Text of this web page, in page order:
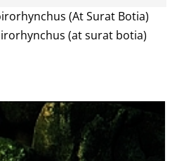
(At Surat Botia)
(at surat botia)